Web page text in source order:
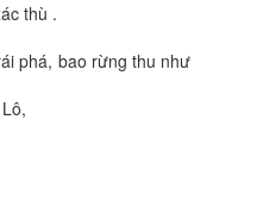
thù .
phá, bao rừng thu như